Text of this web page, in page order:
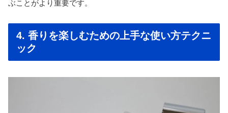
ぶことがより重要です。
4. 香りを楽しむための上手な使い方テクニ
ック